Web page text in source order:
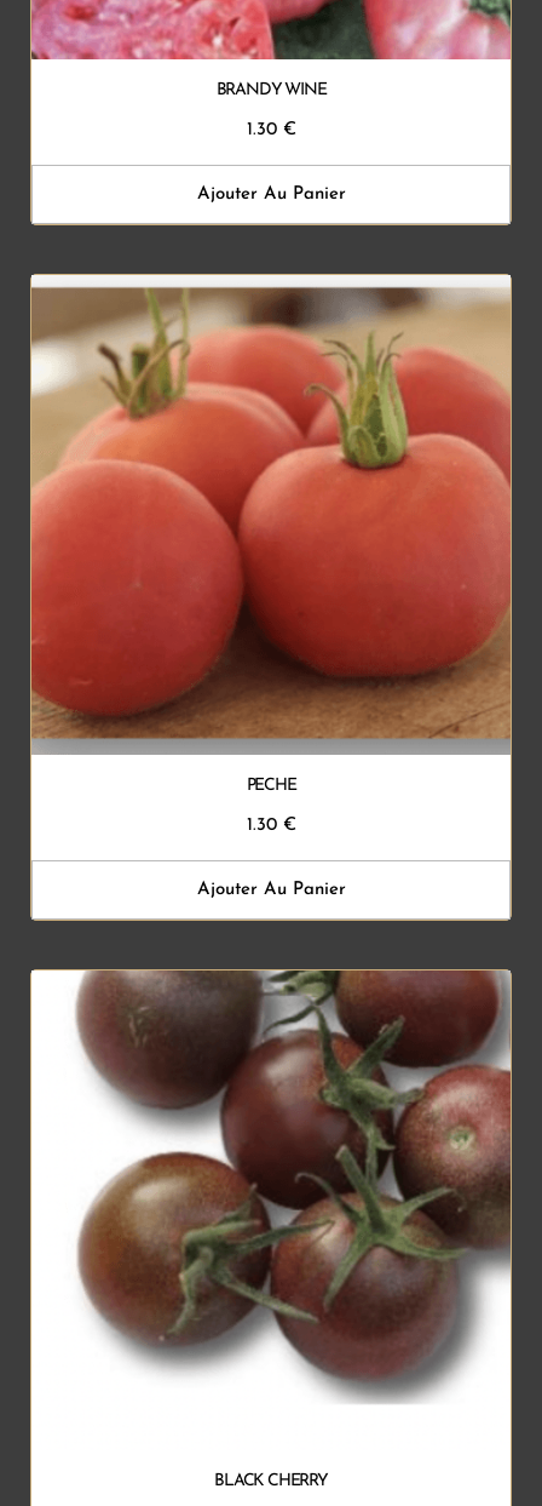
BRANDY WINE
1.30 €
Ajouter Au Panier
PECHE
1.30 €
Ajouter Au Panier
BLACK CHERRY